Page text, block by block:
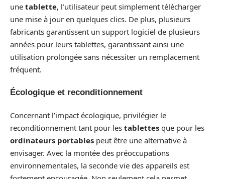
une tablette, l’utilisateur peut simplement télécharger
une mise à jour en quelques clics. De plus, plusieurs
fabricants garantissent un support logiciel de plusieurs
années pour leurs tablettes, garantissant ainsi une
utilisation prolongée sans nécessiter un remplacement
fréquent.
Écologique et reconditionnement
Concernant l’impact écologique, privilégier le
reconditionnement tant pour les tablettes que pour les
ordinateurs portables peut être une alternative à
envisager. Avec la montée des préoccupations
environnementales, la seconde vie des appareils est